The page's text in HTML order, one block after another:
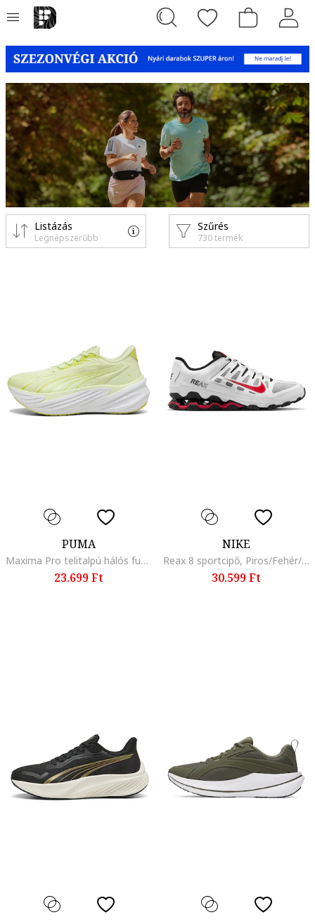
Szűrés
730 termék
Listázás
Legnépszerűbb
PUMA
Maxima Pro telitalpú hálós futócipő szintetikus szegélyekkel, Sáfránysárga/Pisztáciazöld
23.699 Ft
NIKE
Reax 8 sportcipő, Piros/Fehér/Szürke
30.599 Ft